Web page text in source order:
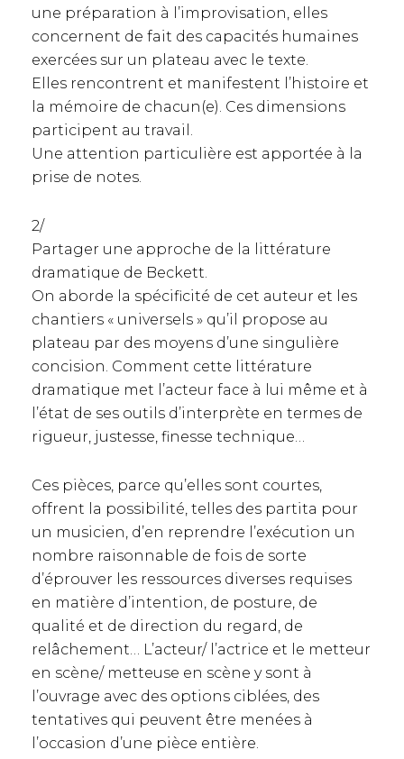
une préparation à l’improvisation, elles
concernent de fait des capacités humaines
exercées sur un plateau avec le texte.
Elles rencontrent et manifestent l’histoire et
la mémoire de chacun(e). Ces dimensions
participent au travail.
Une attention particulière est apportée à la
prise de notes.
2/
Partager une approche de la littérature
dramatique de Beckett.
On aborde la spécificité de cet auteur et les
chantiers « universels » qu’il propose au
plateau par des moyens d’une singulière
concision. Comment cette littérature
dramatique met l’acteur face à lui même et à
l’état de ses outils d’interprète en termes de
rigueur, justesse, finesse technique…
Ces pièces, parce qu’elles sont courtes,
offrent la possibilité, telles des partita pour
un musicien, d’en reprendre l’exécution un
nombre raisonnable de fois de sorte
d’éprouver les ressources diverses requises
en matière d’intention, de posture, de
qualité et de direction du regard, de
relâchement… L’acteur/ l’actrice et le metteur
en scène/ metteuse en scène y sont à
l’ouvrage avec des options ciblées, des
tentatives qui peuvent être menées à
l’occasion d’une pièce entière.